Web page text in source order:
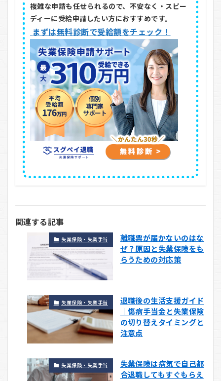
複雑な申請も任せられるので、不安なく・スピー
ディーに受給申請したい方におすすめです。
まずは無料診断で受給額をチェック！
関連する記事
失業保険・失業手当
離職票が届かないのはな
ぜ？原因と失業保険をも
らうための対応策
失業保険・失業手当
退職後の生活支援ガイド
｜傷病手当金と失業保険
の切り替えタイミングと
注意点
失業保険・失業手当
失業保険は病気で自己都
合退職してもすぐもらえ